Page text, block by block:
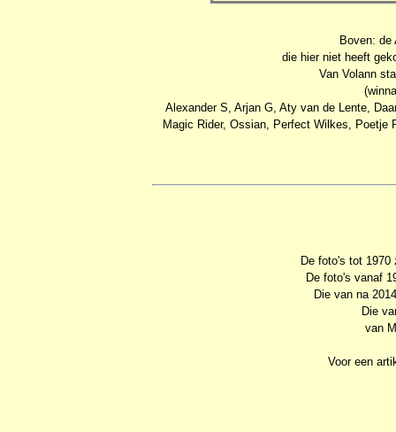
Boven: de
die hier niet heeft
Van Volann
Alexander S, Arjan G, Aty van de Lente,
Magic Rider, Ossian, Perfect Wilkes, Poetje
De foto's tot
De foto's vanaf
Die van na
Die
van
Voor een